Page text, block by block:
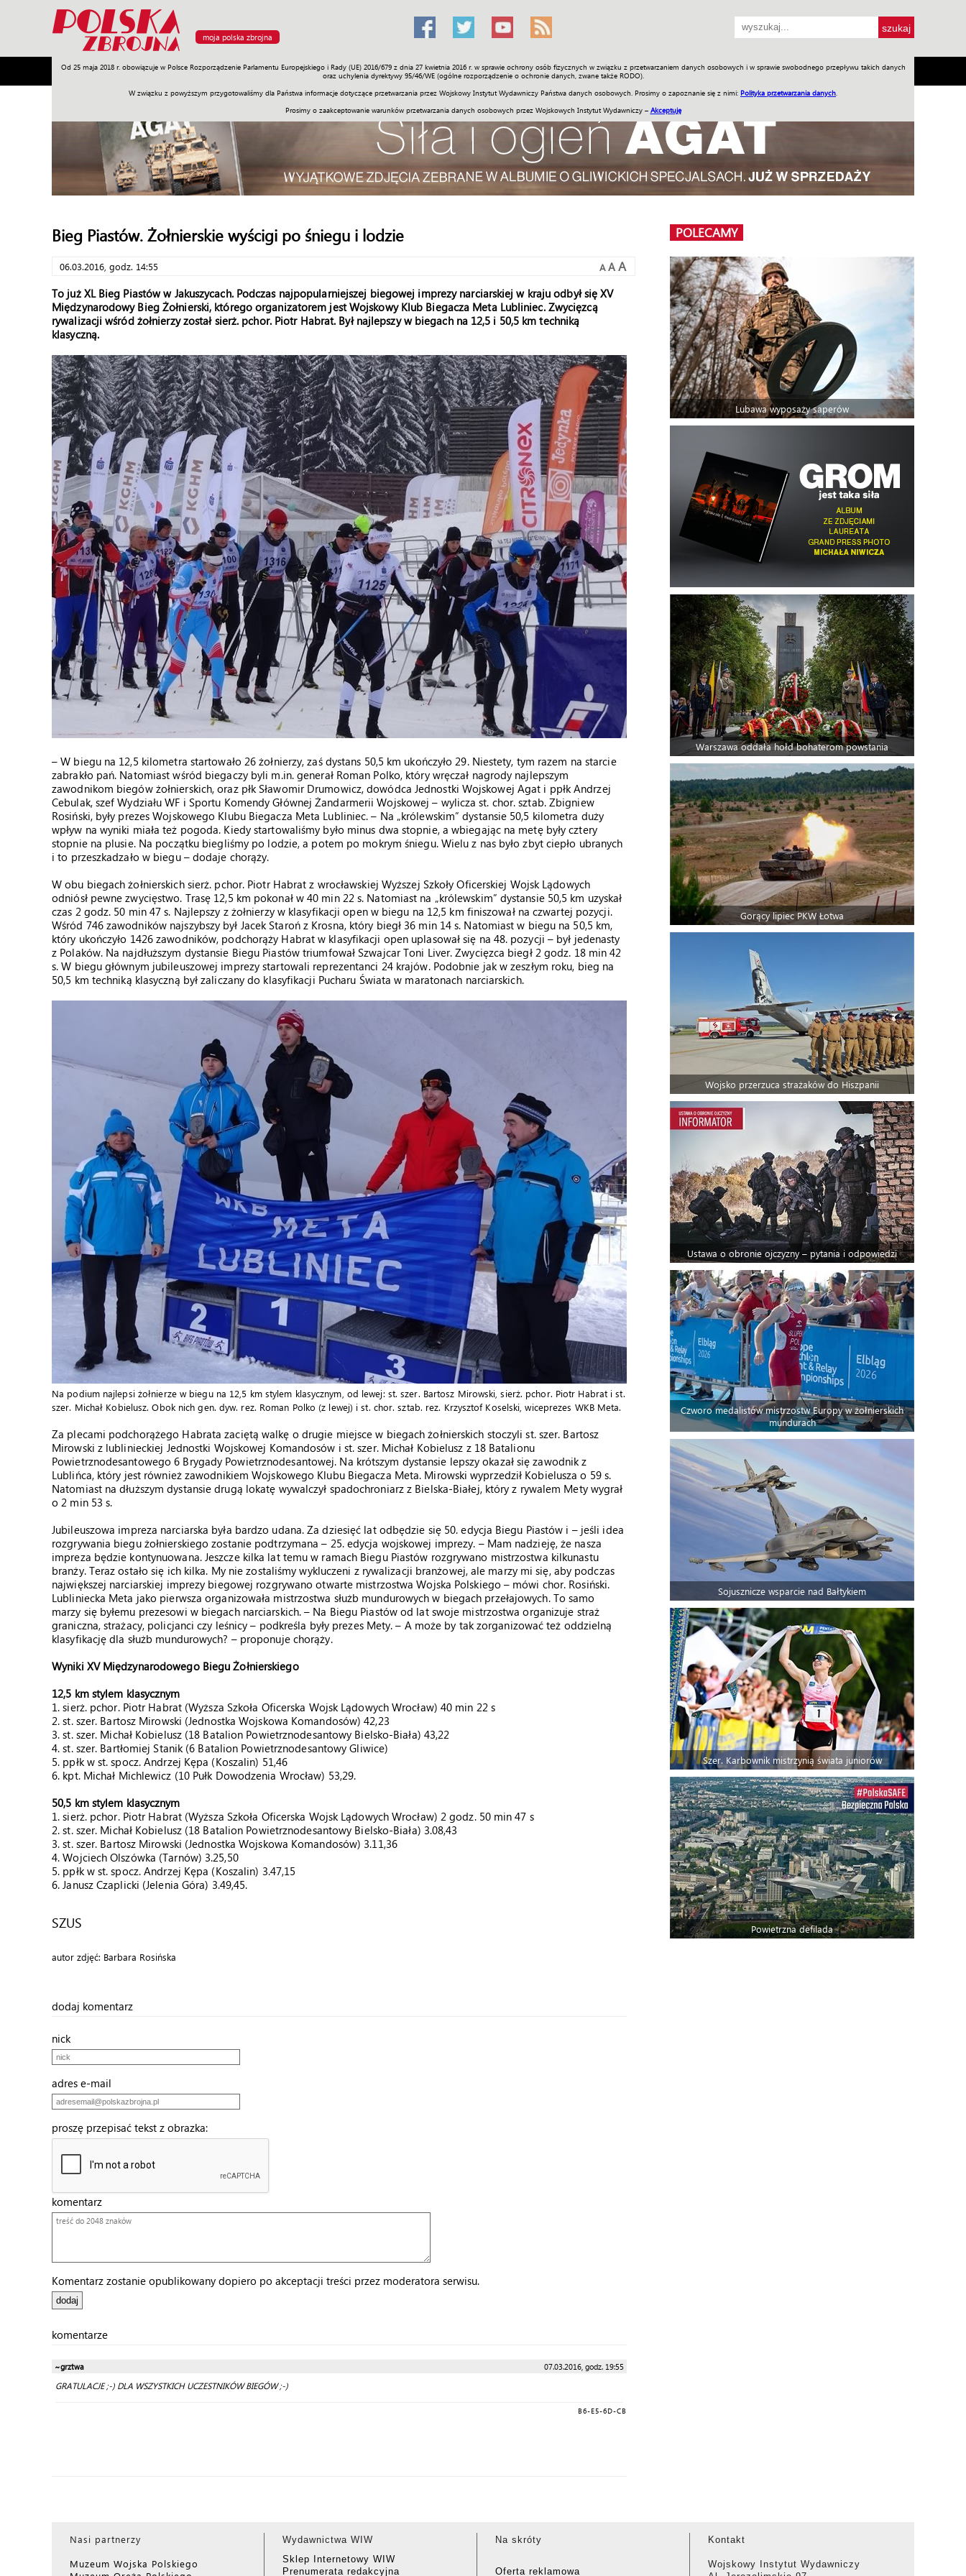
moja polska zbrojna
Od 25 maja 2018 r. obowiązuje w Polsce Rozporządzenie Parlamentu Europejskiego i Rady (UE) 2016/679 z dnia 27 kwietnia 2016 r. w sprawie ochrony osób fizycznych w związku z przetwarzaniem danych osobowych i w sprawie swobodnego przepływu takich danych
oraz uchylenia dyrektywy 95/46/WE (ogólne rozporządzenie o ochronie danych, zwane także RODO).
W związku z powyższym przygotowaliśmy dla Państwa informacje dotyczące przetwarzania przez Wojskowy Instytut Wydawniczy Państwa danych osobowych. Prosimy o zapoznanie się z nimi: Polityka przetwarzania danych
Prosimy o zaakceptowanie warunków przetwarzania danych osobowych przez Wojskowych Instytut Wydawniczy – Akceptuję
Armia Poligon Sprzęt Misje Polityka Prawo Świat Społeczność Sport Historia Galerie Wideo ENGLISH SKLEP Jednodniówki Praca w WIW
Bieg Piastów. Żołnierskie wyścigi po śniegu i lodzie
06.03.2016, godz. 14:55 A A A
To już XL Bieg Piastów w Jakuszycach. Podczas najpopularniejszej biegowej imprezy narciarskiej w kraju odbył się XV
Międzynarodowy Bieg Żołnierski, którego organizatorem jest Wojskowy Klub Biegacza Meta Lubliniec. Zwycięzcą
rywalizacji wśród żołnierzy został sierż. pchor. Piotr Habrat. Był najlepszy w biegach na 12,5 i 50,5 km techniką
klasyczną.
– W biegu na 12,5 kilometra startowało 26 żołnierzy, zaś dystans 50,5 km ukończyło 29. Niestety, tym razem na starcie
zabrakło pań. Natomiast wśród biegaczy byli m.in. generał Roman Polko, który wręczał nagrody najlepszym
zawodnikom biegów żołnierskich, oraz płk Sławomir Drumowicz, dowódca Jednostki Wojskowej Agat i ppłk Andrzej
Cebulak, szef Wydziału WF i Sportu Komendy Głównej Żandarmerii Wojskowej – wylicza st. chor. sztab. Zbigniew
Rosiński, były prezes Wojskowego Klubu Biegacza Meta Lubliniec. – Na „królewskim” dystansie 50,5 kilometra duży
wpływ na wyniki miała też pogoda. Kiedy startowaliśmy było minus dwa stopnie, a wbiegając na metę były cztery
stopnie na plusie. Na początku biegliśmy po lodzie, a potem po mokrym śniegu. Wielu z nas było zbyt ciepło ubranych
i to przeszkadzało w biegu – dodaje chorąży.
W obu biegach żołnierskich sierż. pchor. Piotr Habrat z wrocławskiej Wyższej Szkoły Oficerskiej Wojsk Lądowych
odniósł pewne zwycięstwo. Trasę 12,5 km pokonał w 40 min 22 s. Natomiast na „królewskim” dystansie 50,5 km uzyskał
czas 2 godz. 50 min 47 s. Najlepszy z żołnierzy w klasyfikacji open w biegu na 12,5 km finiszował na czwartej pozycji.
Wśród 746 zawodników najszybszy był Jacek Staroń z Krosna, który biegł 36 min 14 s. Natomiast w biegu na 50,5 km,
który ukończyło 1426 zawodników, podchorąży Habrat w klasyfikacji open uplasował się na 48. pozycji – był jedenasty
z Polaków. Na najdłuższym dystansie Biegu Piastów triumfował Szwajcar Toni Liver. Zwycięzca biegł 2 godz. 18 min 42
s. W biegu głównym jubileuszowej imprezy startowali reprezentanci 24 krajów. Podobnie jak w zeszłym roku, bieg na
50,5 km techniką klasyczną był zaliczany do klasyfikacji Pucharu Świata w maratonach narciarskich.
Na podium najlepsi żołnierze w biegu na 12,5 km stylem klasycznym, od lewej: st. szer. Bartosz Mirowski, sierż. pchor. Piotr Habrat i st.
szer. Michał Kobielusz. Obok nich gen. dyw. rez. Roman Polko (z lewej) i st. chor. sztab. rez. Krzysztof Koselski, wiceprezes WKB Meta.
Za plecami podchorążego Habrata zaciętą walkę o drugie miejsce w biegach żołnierskich stoczyli st. szer. Bartosz
Mirowski z lublinieckiej Jednostki Wojskowej Komandosów i st. szer. Michał Kobielusz z 18 Batalionu
Powietrznodesantowego 6 Brygady Powietrznodesantowej. Na krótszym dystansie lepszy okazał się zawodnik z
Lublińca, który jest również zawodnikiem Wojskowego Klubu Biegacza Meta. Mirowski wyprzedził Kobielusza o 59 s.
Natomiast na dłuższym dystansie drugą lokatę wywalczył spadochroniarz z Bielska-Białej, który z rywalem Mety wygrał
o 2 min 53 s.
Jubileuszowa impreza narciarska była bardzo udana. Za dziesięć lat odbędzie się 50. edycja Biegu Piastów i – jeśli idea
rozgrywania biegu żołnierskiego zostanie podtrzymana – 25. edycja wojskowej imprezy. – Mam nadzieję, że nasza
impreza będzie kontynuowana. Jeszcze kilka lat temu w ramach Biegu Piastów rozgrywano mistrzostwa kilkunastu
branży. Teraz ostało się ich kilka. My nie zostaliśmy wykluczeni z rywalizacji branżowej, ale marzy mi się, aby podczas
największej narciarskiej imprezy biegowej rozgrywano otwarte mistrzostwa Wojska Polskiego – mówi chor. Rosiński.
Lubliniecka Meta jako pierwsza organizowała mistrzostwa służb mundurowych w biegach przełajowych. To samo
marzy się byłemu prezesowi w biegach narciarskich. – Na Biegu Piastów od lat swoje mistrzostwa organizuje straż
graniczna, strażacy, policjanci czy leśnicy – podkreśla były prezes Mety. – A może by tak zorganizować też oddzielną
klasyfikację dla służb mundurowych? – proponuje chorąży.
Wyniki XV Międzynarodowego Biegu Żołnierskiego
12,5 km stylem klasycznym
1. sierż. pchor. Piotr Habrat (Wyższa Szkoła Oficerska Wojsk Lądowych Wrocław) 40 min 22 s
2. st. szer. Bartosz Mirowski (Jednostka Wojskowa Komandosów) 42,23
3. st. szer. Michał Kobielusz (18 Batalion Powietrznodesantowy Bielsko-Biała) 43,22
4. st. szer. Bartłomiej Stanik (6 Batalion Powietrznodesantowy Gliwice)
5. ppłk w st. spocz. Andrzej Kępa (Koszalin) 51,46
6. kpt. Michał Michlewicz (10 Pułk Dowodzenia Wrocław) 53,29.
50,5 km stylem klasycznym
1. sierż. pchor. Piotr Habrat (Wyższa Szkoła Oficerska Wojsk Lądowych Wrocław) 2 godz. 50 min 47 s
2. st. szer. Michał Kobielusz (18 Batalion Powietrznodesantowy Bielsko-Biała) 3.08,43
3. st. szer. Bartosz Mirowski (Jednostka Wojskowa Komandosów) 3.11,36
4. Wojciech Olszówka (Tarnów) 3.25,50
5. ppłk w st. spocz. Andrzej Kępa (Koszalin) 3.47,15
6. Janusz Czaplicki (Jelenia Góra) 3.49,45.
SZUS
autor zdjęć: Barbara Rosińska
dodaj komentarz
nick
adres e-mail
proszę przepisać tekst z obrazka:
komentarz
Komentarz zostanie opublikowany dopiero po akceptacji treści przez moderatora serwisu.
komentarze
~grztwa 07.03.2016, godz. 19:55
GRATULACJE ;-) DLA WSZYSTKICH UCZESTNIKÓW BIEGÓW ;-)
B6-E5-6D-CB
POLECAMY
Lubawa wyposaży saperów
Warszawa oddała hołd bohaterom powstania
Gorący lipiec PKW Łotwa
Wojsko przerzuca strażaków do Hiszpanii
Ustawa o obronie ojczyzny – pytania i odpowiedzi
Czworo medalistów mistrzostw Europy w żołnierskich
mundurach
Sojusznicze wsparcie nad Bałtykiem
Szer. Karbownik mistrzynią świata juniorów
Powietrzna defilada
Nasi partnerzy
Muzeum Wojska Polskiego
Wydawnictwa WIW
Sklep Internetowy WIW
Prenumerata redakcyjna
Na skróty
Oferta reklamowa
Kontakt
Wojskowy Instytut Wydawniczy